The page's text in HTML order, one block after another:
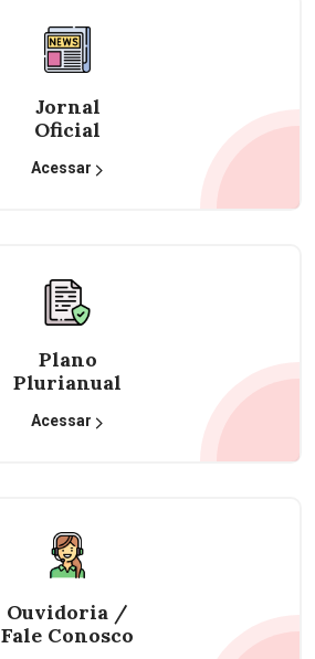
Jornal
Oficial
Acessar
Plano
Plurianual
Acessar
Ouvidoria /
Fale Conosco